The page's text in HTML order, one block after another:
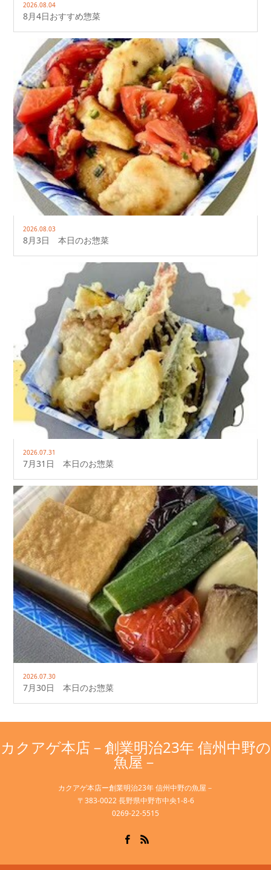
2026.08.04
8月4日おすすめ惣菜
2026.08.03
8月3日 本日のお惣菜
2026.07.31
7月31日 本日のお惣菜
2026.07.30
7月30日 本日のお惣菜
カクアゲ本店－創業明治23年 信州中野の
魚屋－
カクアゲ本店ー創業明治23年 信州中野の魚屋－
〒383-0022 長野県中野市中央1-8-6
0269-22-5515